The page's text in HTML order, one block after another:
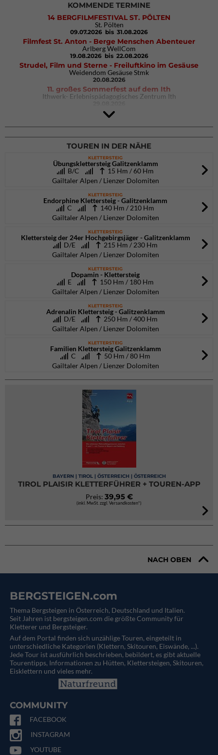
KOMMENDE TERMINE
14 BERGFILMFESTIVAL ST. PÖLTEN
St. Pölten
09.07.2026 bis 31.08.2026
Filmfest St. Anton - Berge Menschen Abenteuer
Arlberg WellCom
19.08.2026 bis 22.08.2026
Strudel, Film und Sterne - Freiluftkino im Gesäuse
Weidendom Gesäuse Stmk
20.08.2026
11. großes Sommerfest auf dem Ith
Ithwerk- Erlebnispädagogisches Zentrum Ith
4Blocs KIDS 2026
DAV Kletter- & Boulderzentrum München Süd (Thalkirchen)
26.09.2026
TOUREN IN DER NÄHE
KLETTERSTEIG
Übungsklettersteig Galitzenklamm
B/C
15 Hm / 60 Hm
Gailtaler Alpen / Lienzer Dolomiten
KLETTERSTEIG
Endorphine Klettersteig - Galitzenklamm
C
140 Hm / 210 Hm
Gailtaler Alpen / Lienzer Dolomiten
KLETTERSTEIG
Klettersteig der 24er Hochgebirgsjäger - Galitzenklamm
D/E
215 Hm / 230 Hm
Gailtaler Alpen / Lienzer Dolomiten
KLETTERSTEIG
Dopamin - Klettersteig
E
150 Hm / 180 Hm
Gailtaler Alpen / Lienzer Dolomiten
KLETTERSTEIG
Adrenalin Klettersteig - Galitzenklamm
D/E
250 Hm / 400 Hm
Gailtaler Alpen / Lienzer Dolomiten
KLETTERSTEIG
Familien Klettersteig Galitzenklamm
C
50 Hm / 80 Hm
Gailtaler Alpen / Lienzer Dolomiten
BAYERN | TIROL | ÖSTERREICH | ÖSTERREICH
TIROL PLAISIR KLETTERFÜHRER + TOUREN-APP
Preis: 39,95 €
(inkl. MwSt. zzgl. Versandkosten*)
NACH OBEN
BERGSTEIGEN.com
Thema Bergsteigen in Österreich, Deutschland und Italien.
Seit Jahren ist bergsteigen.com die größte Community für
Kletterer und Bergsteiger.
Auf dem Portal finden sich unzählige Touren, eingeteilt in
unterschiedliche Kategorien (Klettern, Skitouren, Eiswände, ...).
Jede Tour ist ausführlich beschrieben, bebildert, es gibt aktuelle
Tourentipps, Informationen zu Hütten, Klettersteigen, Skitouren,
Eisklettern und vieles mehr.
COMMUNITY
FACEBOOK
INSTAGRAM
YOUTUBE